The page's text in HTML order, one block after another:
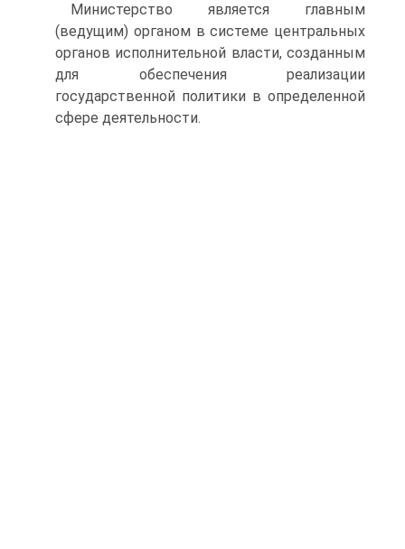
Министерство является главным
(ведущим) органом в системе центральных
органов исполнительной власти, созданным
для обеспечения реализации
государственной политики в определенной
сфере деятельности.